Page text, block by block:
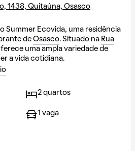
1438, Quitaúna, Osasco
Summer Ecovida, uma residência
de Osasco. Situado na Rua
uma ampla variedade de
a vida cotidiana.
2 quartos
1 vaga